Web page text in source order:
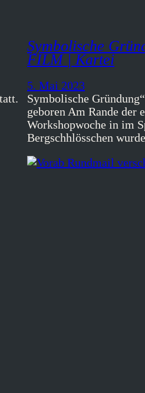
Symbolische
FILM | Kartei
5. Mai 2023
Symbolische
geboren Am Rande der
Workshopwoche in im
Bergschhlösschen